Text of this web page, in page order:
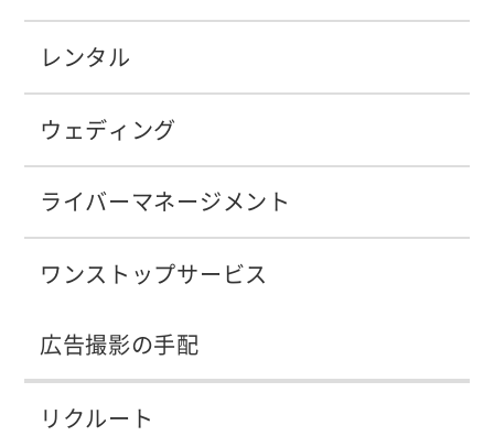
レンタル
ウェディング
ライバーマネージメント
ワンストップサービス
広告撮影の手配
リクルート